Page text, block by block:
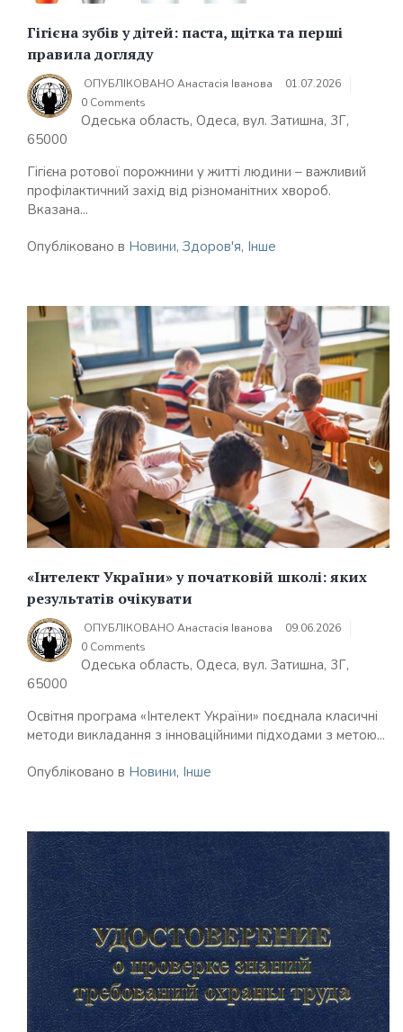
Гігієна зубів у дітей: паста, щітка та перші
правила догляду
ОПУБЛІКОВАНО Анастасія Іванова
01.07.2026
0 Comments
Одеська область, Одеса, вул. Затишна, 3Г,
65000
Гігієна ротової порожнини у житті людини – важливий
профілактичний захід від різноманітних хвороб.
Вказана...
Опубліковано в Новини, Здоров'я, Інше
«Інтелект України» у початковій школі: яких
результатів очікувати
ОПУБЛІКОВАНО Анастасія Іванова
09.06.2026
0 Comments
Одеська область, Одеса, вул. Затишна, 3Г,
65000
Освітня програма «Інтелект України» поєднала класичні
методи викладання з інноваційними підходами з метою...
Опубліковано в Новини, Інше